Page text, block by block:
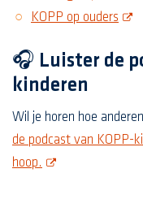
KOPP op ouders
🎧 Luister de
kinderen
Wil je horen hoe
de podcast van KOPP-
hoop. opent nieuw scherm